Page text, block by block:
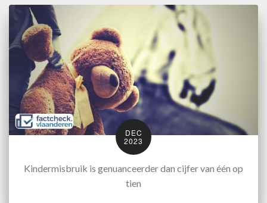
DEC
2023
Kindermisbruik is genuanceerder dan cijfer van één op
tien